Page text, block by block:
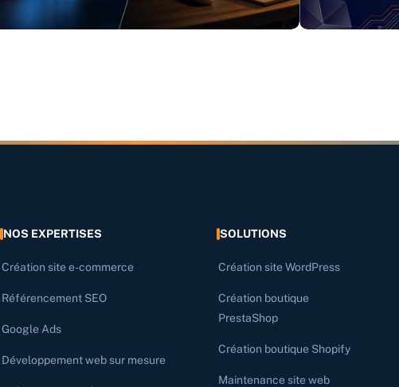
NOS EXPERTISES
Création site e-commerce
Référencement SEO
Google Ads
Développement web sur mesure
SOLUTIONS
Création site WordPress
Création boutique
PrestaShop
Création boutique Shopify
Maintenance site web